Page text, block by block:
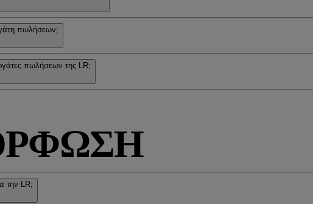
πωλήσεων;
πωλήσεων της LR;
την LR;